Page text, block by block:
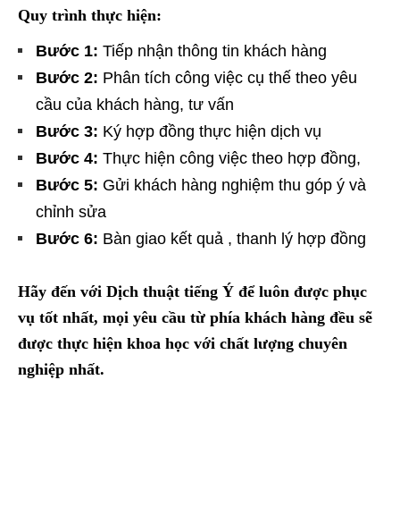
Quy trình thực hiện:
Bước 1: Tiếp nhận thông tin khách hàng
Bước 2: Phân tích công việc cụ thế theo yêu
cầu của khách hàng, tư vấn
Bước 3: Ký hợp đồng thực hiện dịch vụ
Bước 4: Thực hiện công việc theo hợp đồng,
Bước 5: Gửi khách hàng nghiệm thu góp ý và
chỉnh sửa
Bước 6: Bàn giao kết quả , thanh lý hợp đồng
Hãy đến với Dịch thuật tiếng Ý để luôn được phục
vụ tốt nhất, mọi yêu cầu từ phía khách hàng đều sẽ
được thực hiện khoa học với chất lượng chuyên
nghiệp nhất.